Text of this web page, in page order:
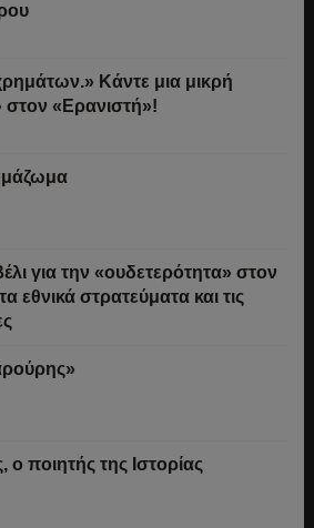
Κάντε μια μικρή
«Ερανιστή»!
για την «ουδετερότητα» στον
εθνικά στρατεύματα και τις
ο ποιητής της Ιστορίας